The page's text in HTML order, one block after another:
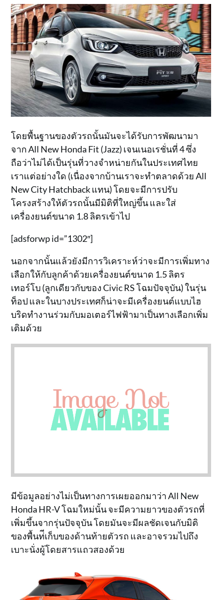
โดยพื้นฐานของตัวรถนั้นมันจะได้รับการพัฒนามา
จาก All New Honda Fit (Jazz) เจนเนอเรชั่นที่ 4 ซึ่ง
ถือว่าไม่ได้เป็นรุ่นที่วางจำหน่ายกันในประเทศไทย
เราแต่อย่างใด (เนื่องจากบ้านเราจะทำตลาดด้วย All
New City Hatchback แทน) โดยจะมีการปรับ
โครงสร้างให้ตัวรถนั้นมีมิติที่ใหญ่ขึ้น และใส่
เครื่องยนต์ขนาด 1.8 ลิตรเข้าไป
[adsforwp id=”1302″]
นอกจากนั้นแล้วยังมีการวิเคราะห์ว่าจะมีการเพิ่มทาง
เลือกให้กับลูกค้าด้วยเครื่องยนต์ขนาด 1.5 ลิตร
เทอร์โบ (ลูกเดียวกับของ Civic RS โฉมปัจจุบัน) ในรุ่น
ท็อป และในบางประเทศก็น่าจะมีเครื่องยนต์แบบไฮ
บริดทำงานร่วมกับมอเตอร์ไฟฟ้ามาเป็นทางเลือกเพิ่ม
เติมด้วย
มีข้อมูลอย่างไม่เป็นทางการเผยออกมาว่า All New
Honda HR-V โฉมใหม่นั้น จะมีความยาวของตัวรถที่
เพิ่มขึ้นจากรุ่นปัจจุบัน โดยมันจะมีผลชัดเจนกับมิติ
ของพื้นท่ีเก็บของด้านท้ายตัวรถ และอาจรวมไปถึง
เบาะนั่งผู้โดยสารแถวสองด้วย